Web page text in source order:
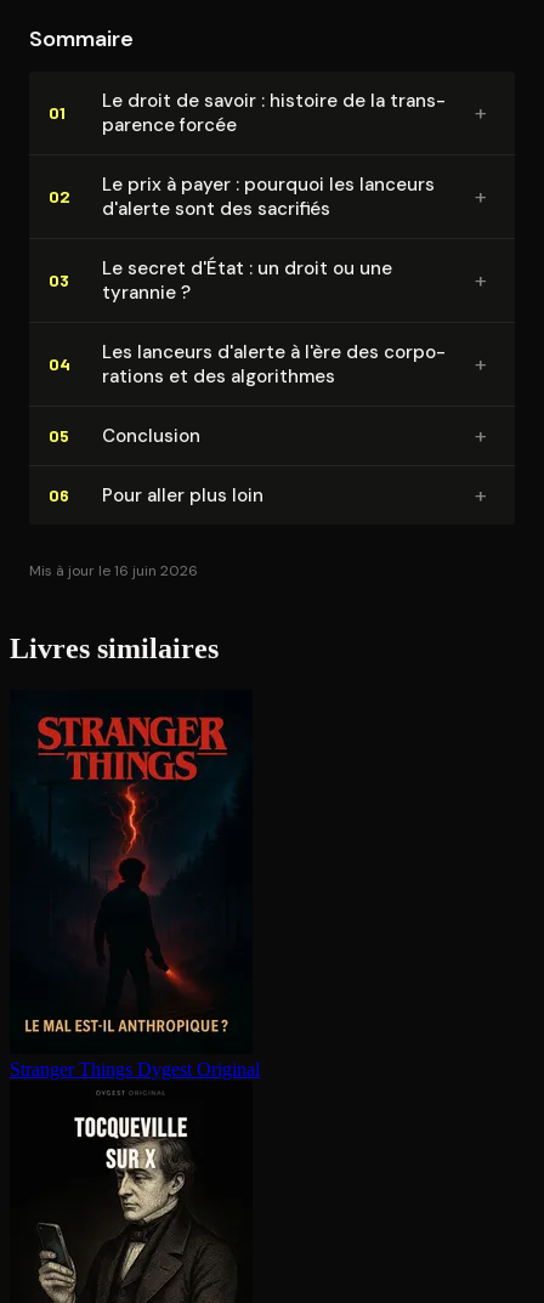
Sommaire
01
Le droit de savoir : histoire de la trans­
pa­rence forcée
+
02
Le prix à payer : pourquoi les lanceurs
d'alerte sont des sacrifiés
+
03
Le secret d'État : un droit ou une
tyrannie ?
+
04
Les lanceurs d'alerte à l'ère des cor­po­
ra­tions et des algorithmes
+
05 Conclusion +
06 Pour aller plus loin +
Mis à jour le 16 juin 2026
Livres similaires
Stranger Things Dygest Original